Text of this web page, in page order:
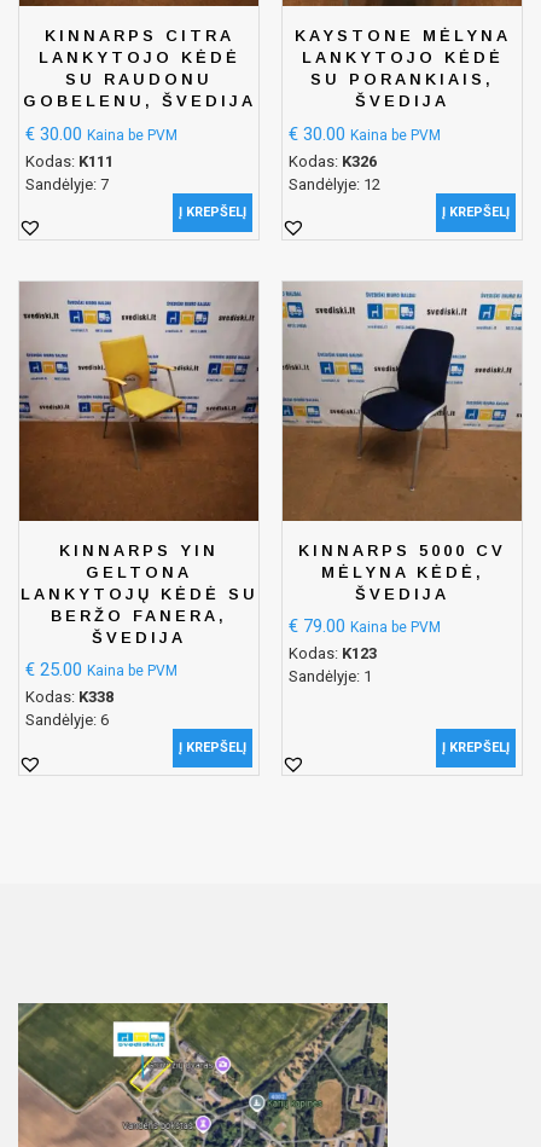
KINNARPS CITRA
LANKYTOJO KĖDĖ
SU RAUDONU
GOBELENU, ŠVEDIJA
€ 30.00 Kaina be PVM
Kodas: K111
Sandėlyje: 7
Į KREPŠELĮ
KAYSTONE MĖLYNA
LANKYTOJO KĖDĖ
SU PORANKIAIS,
ŠVEDIJA
€ 30.00 Kaina be PVM
Kodas: K326
Sandėlyje: 12
Į KREPŠELĮ
KINNARPS YIN
GELTONA
LANKYTOJŲ KĖDĖ SU
BERŽO FANERA,
ŠVEDIJA
€ 25.00 Kaina be PVM
Kodas: K338
Sandėlyje: 6
Į KREPŠELĮ
KINNARPS 5000 CV
MĖLYNA KĖDĖ,
ŠVEDIJA
€ 79.00 Kaina be PVM
Kodas: K123
Sandėlyje: 1
Į KREPŠELĮ